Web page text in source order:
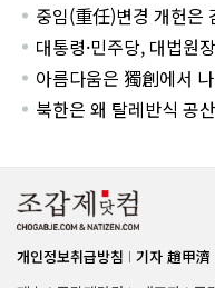
중임(重任)변경 개헌은
대통령·민주당, 대법원
아름다움은 獨創에서
북한은 왜 탈레반식 공
개인정보취급방침 기자 趙甲濟